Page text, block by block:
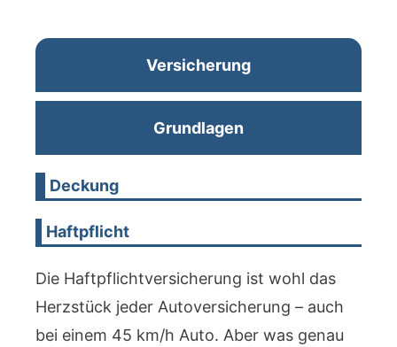
Versicherung
Grundlagen
Deckung
Haftpflicht
Die Haftpflichtversicherung ist wohl das
Herzstück jeder Autoversicherung – auch
bei einem 45 km/h Auto. Aber was genau